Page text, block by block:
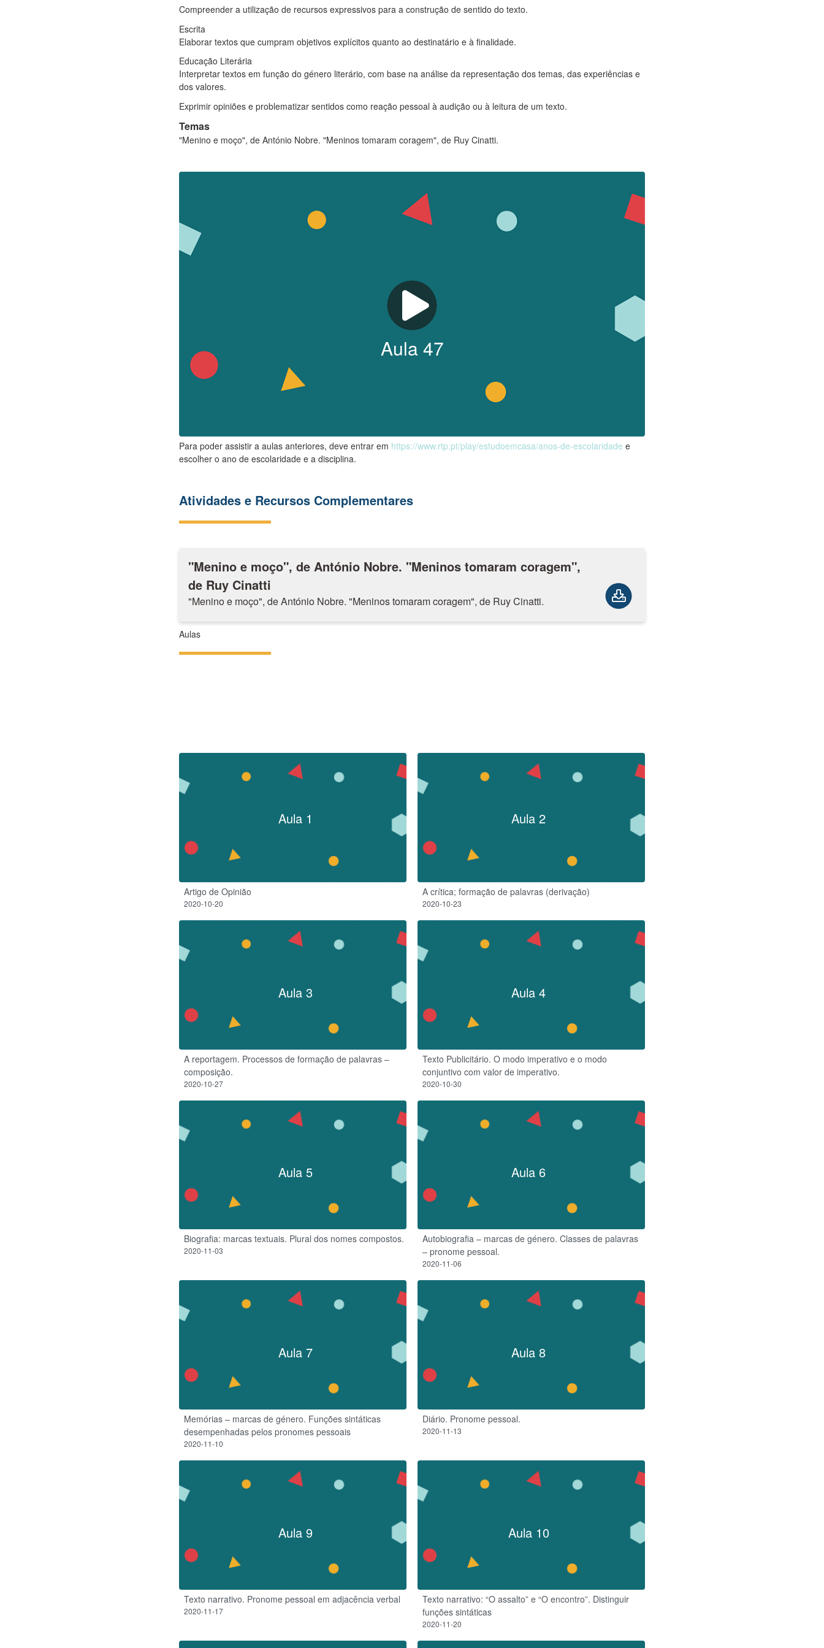
Compreender a utilização de recursos expressivos para a construção de sentido do texto.
Escrita
Elaborar textos que cumpram objetivos explícitos quanto ao destinatário e à finalidade.
Educação Literária
Interpretar textos em função do género literário, com base na análise da representação dos temas, das experiências e
dos valores.
Exprimir opiniões e problematizar sentidos como reação pessoal à audição ou à leitura de um texto.
Temas
"Menino e moço", de António Nobre. "Meninos tomaram coragem", de Ruy Cinatti.
Aula 47
Para poder assistir a aulas anteriores, deve entrar em https://www.rtp.pt/play/estudoemcasa/anos-de-escolaridade e
escolher o ano de escolaridade e a disciplina.
Atividades e Recursos Complementares
"Menino e moço", de António Nobre. "Meninos tomaram coragem",
de Ruy Cinatti
"Menino e moço", de António Nobre. "Meninos tomaram coragem", de Ruy Cinatti.
Aulas
Aula 1
Artigo de Opinião
2020-10-20
Aula 2
A crítica; formação de palavras (derivação)
2020-10-23
Aula 3
A reportagem. Processos de formação de palavras –
composição.
2020-10-27
Aula 4
Texto Publicitário. O modo imperativo e o modo
conjuntivo com valor de imperativo.
2020-10-30
Aula 5
Biografia: marcas textuais. Plural dos nomes compostos.
2020-11-03
Aula 6
Autobiografia – marcas de género. Classes de palavras
– pronome pessoal.
2020-11-06
Aula 7
Memórias – marcas de género. Funções sintáticas
desempenhadas pelos pronomes pessoais
2020-11-10
Aula 8
Diário. Pronome pessoal.
2020-11-13
Aula 9
Texto narrativo. Pronome pessoal em adjacência verbal
2020-11-17
Aula 10
Texto narrativo: “O assalto” e “O encontro”.​ Distinguir
funções sintáticas
2020-11-20